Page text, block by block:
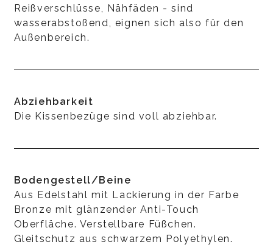
Reißverschlüsse, Nähfäden - sind
wasserabstoßend, eignen sich also für den
Außenbereich.
Abziehbarkeit
Die Kissenbezüge sind voll abziehbar.
Bodengestell/Beine
Aus Edelstahl mit Lackierung in der Farbe
Bronze mit glänzender Anti-Touch
Oberfläche. Verstellbare Füßchen.
Gleitschutz aus schwarzem Polyethylen.